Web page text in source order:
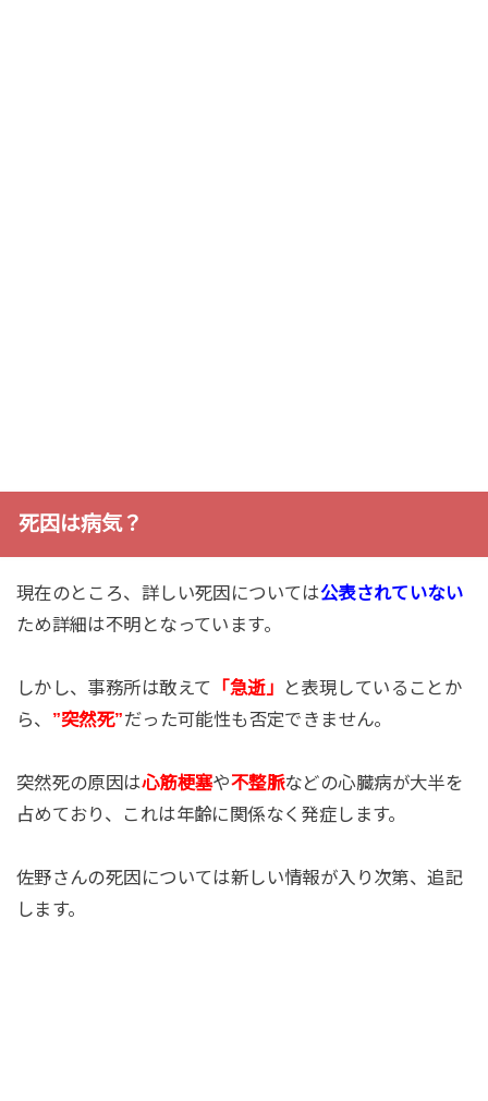
死因は病気？
現在のところ、詳しい死因については公表されていない
ため詳細は不明となっています。
しかし、事務所は敢えて 「急逝」
と表現していることか
ら、 ”突然死”だった可能性も否定できません。
突然死の原因は心筋梗塞や不整脈などの心臓病が大半を
占めており、これは年齢に関係なく発症します。
佐野さんの死因については新しい情報が入り次第、追記
します。